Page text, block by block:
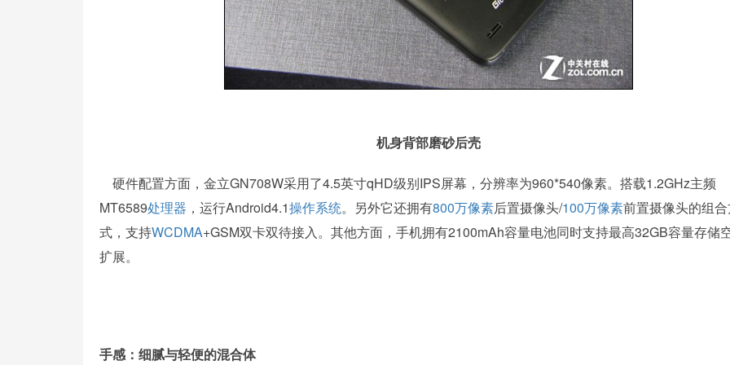
机身背部磨砂后壳
硬件配置方面，金立GN708W采用了4.5英寸qHD级别IPS屏幕，分辨率为960*540像素。搭载1.2GHz主频
MT6589处理器 ，运行Android4.1操作系统。另外它还拥有800万像素后置摄像头/100万像素前置摄像头的组
式，支持WCDMA+GSM双卡双待接入。其他方面，手机拥有2100mAh容量电池同时支持最高32GB容量存储
扩展。
手感：细腻与轻便的混合体